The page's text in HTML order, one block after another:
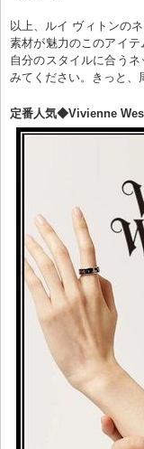
以上、ルイ ヴィトンの
素材が魅力のこのアイ
自分のスタイルに合う
みてください。きっと、
定番人気◆Vivienne